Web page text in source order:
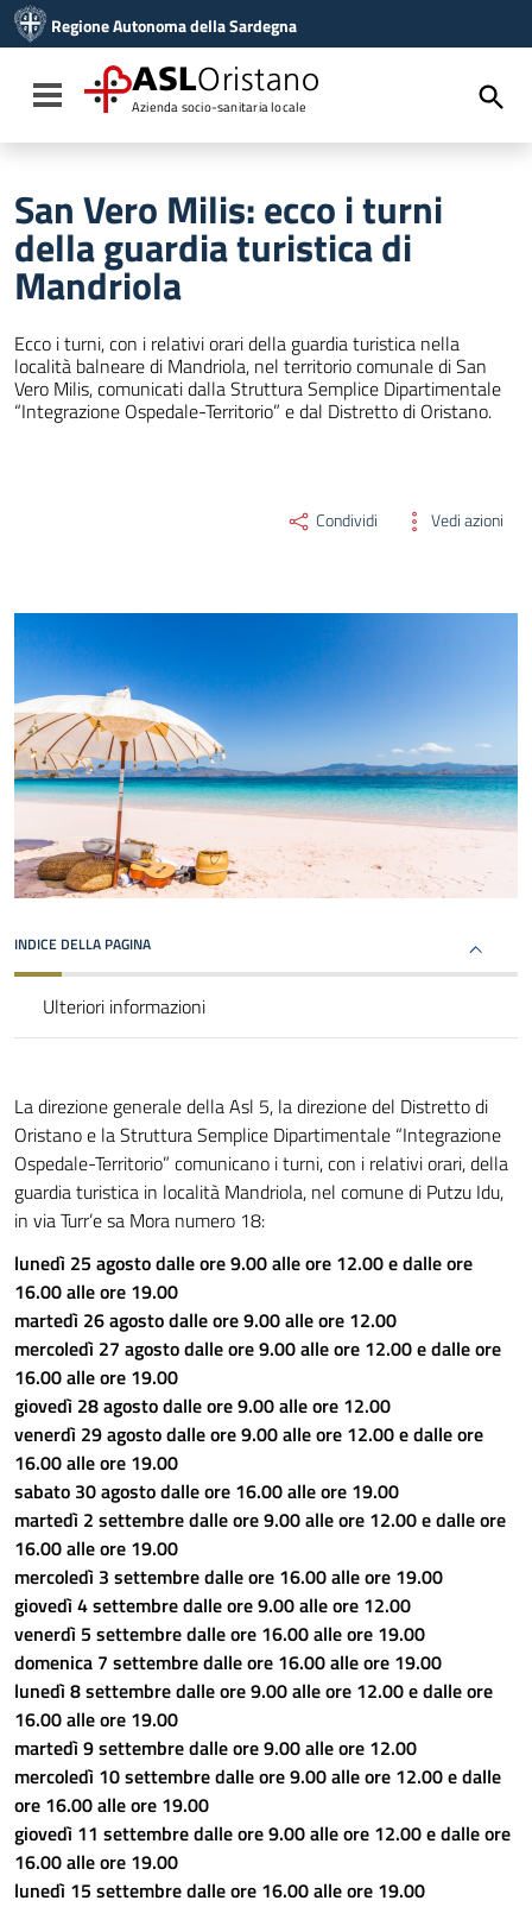
Vai al menu di navigazione
Vai al footer
Regione Autonoma della Sardegna
Toggle navigation
ASLOristano
Azienda socio-sanitaria locale
San Vero Milis: ecco i turni
della guardia turistica di
Mandriola
Ecco i turni, con i relativi orari della guardia turistica nella
località balneare di Mandriola, nel territorio comunale di San
Vero Milis, comunicati dalla Struttura Semplice Dipartimentale
“Integrazione Ospedale-Territorio” e dal Distretto di Oristano.
Condividi Vedi azioni
INDICE DELLA PAGINA
Ulteriori informazioni
La direzione generale della Asl 5, la direzione del Distretto di
Oristano e la Struttura Semplice Dipartimentale “Integrazione
Ospedale-Territorio” comunicano i turni, con i relativi orari, della
guardia turistica in località Mandriola, nel comune di Putzu Idu,
in via Turr’e sa Mora numero 18:
lunedì 25 agosto dalle ore 9.00 alle ore 12.00 e dalle ore
16.00 alle ore 19.00
martedì 26 agosto dalle ore 9.00 alle ore 12.00
mercoledì 27 agosto dalle ore 9.00 alle ore 12.00 e dalle ore
16.00 alle ore 19.00
giovedì 28 agosto dalle ore 9.00 alle ore 12.00
venerdì 29 agosto dalle ore 9.00 alle ore 12.00 e dalle ore
16.00 alle ore 19.00
sabato 30 agosto dalle ore 16.00 alle ore 19.00
martedì 2 settembre dalle ore 9.00 alle ore 12.00 e dalle ore
16.00 alle ore 19.00
mercoledì 3 settembre dalle ore 16.00 alle ore 19.00
giovedì 4 settembre dalle ore 9.00 alle ore 12.00
venerdì 5 settembre dalle ore 16.00 alle ore 19.00
domenica 7 settembre dalle ore 16.00 alle ore 19.00
lunedì 8 settembre dalle ore 9.00 alle ore 12.00 e dalle ore
16.00 alle ore 19.00
martedì 9 settembre dalle ore 9.00 alle ore 12.00
mercoledì 10 settembre dalle ore 9.00 alle ore 12.00 e dalle
ore 16.00 alle ore 19.00
giovedì 11 settembre dalle ore 9.00 alle ore 12.00 e dalle ore
16.00 alle ore 19.00
lunedì 15 settembre dalle ore 16.00 alle ore 19.00